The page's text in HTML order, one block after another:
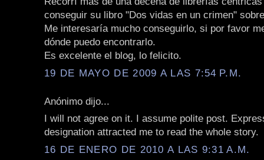
conseguir su libro "Dos vidas en un crimen"
Me interesaría mucho conseguirlo, si por favor
dónde puedo encontrarlo.
Es excelente el blog, lo felicito.
19 DE MAYO DE 2009 A LAS 7:54 P.M.
Anónimo dijo...
I will not agree on it. I assume polite post.
designation attracted me to read the whole story.
16 DE ENERO DE 2010 A LAS 9:31 A.M.